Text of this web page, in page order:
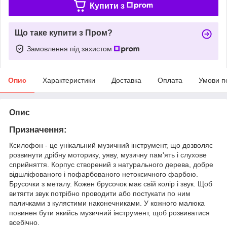
Купити з
Що таке купити з Пром?
Замовлення під захистом
Опис Характеристики Доставка Оплата Умови
Опис
Призначення:
Ксилофон - це унікальний музичний інструмент, що дозволяє
розвинути дрібну моторику, уяву, музичну пам'ять і слухове
сприйняття. Корпус створений з натурального дерева, добре
відшліфованого і пофарбованого нетоксичного фарбою.
Брусочки з металу. Кожен брусочок має свій колір і звук. Щоб
витягти звук потрібно проводити або постукати по ним
паличками з кулястими наконечниками. У кожного малюка
повинен бути якийсь музичний інструмент, щоб розвиватися
всебічно.